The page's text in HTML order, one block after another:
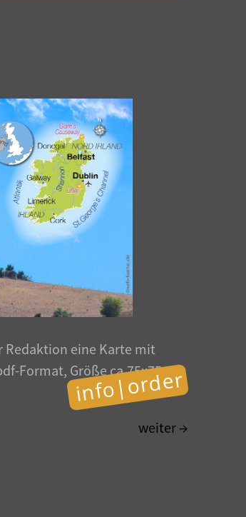
Redaktion eine Karte mit
Format, Größe ca.75x75
info|order
weiter →